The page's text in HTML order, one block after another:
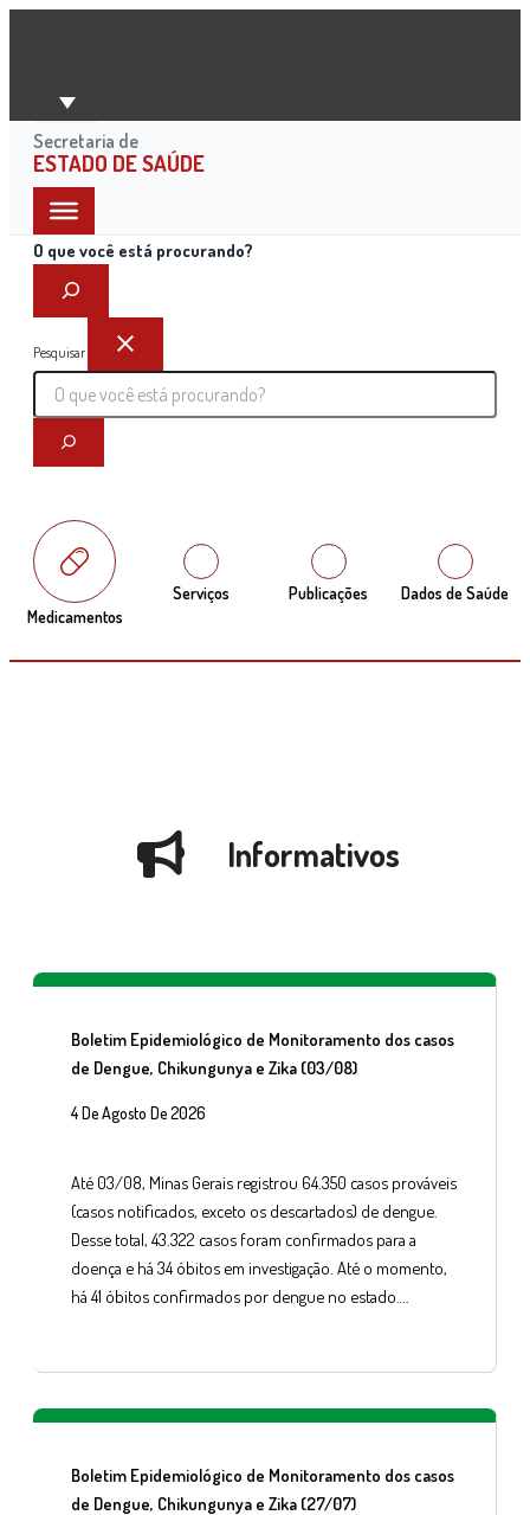
Ir
conteúdo
Secretaria de
ESTADO DE SAÚDE
O que você está procurando?
Pesquisar
Medicamentos
Serviços Publicações Dados de Saúde
Informativos
Boletim Epidemiológico de Monitoramento dos casos
de Dengue, Chikungunya e Zika (03/08)
4 De Agosto De 2026
Até 03/08, Minas Gerais registrou 64.350 casos prováveis
(casos notificados, exceto os descartados) de dengue.
Desse total, 43.322 casos foram confirmados para a
doença e há 34 óbitos em investigação. Até o momento,
há 41 óbitos confirmados por dengue no estado….
Boletim Epidemiológico de Monitoramento dos casos
de Dengue, Chikungunya e Zika (27/07)